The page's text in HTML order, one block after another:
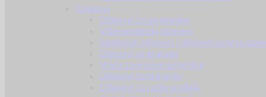
Džepovi
Džepovi za spremnike
Višenamjenski džepovi
Sanitetski džepovi / džepovi za prvu
Džepovi za granate
Vreće za prazne spremike
Džepovi za hidraciju
Džepovi za radio uređaje